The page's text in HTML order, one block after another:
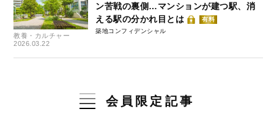
教養・カルチャー
2026.03.22
ン苦戦の裏側…マンションが建つ駅、消
える駅の分かれ目とは
有料
築地コンフィデンシャル
会員限定記事